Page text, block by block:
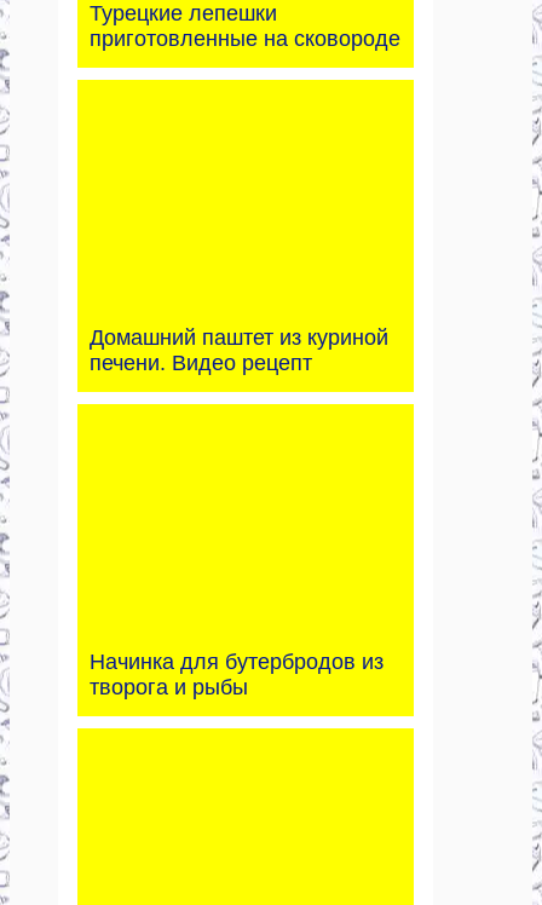
Турецкие лепешки
приготовленные на сковороде
Домашний паштет из куриной
печени. Видео рецепт
Начинка для бутербродов из
творога и рыбы